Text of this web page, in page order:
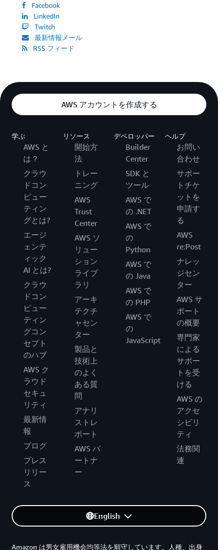
Facebook
LinkedIn
Twitch
最新情報メール
RSS フィード
AWS アカウントを作成する
学ぶ
AWS と
は？
クラウ
ドコン
ピュー
ティン
グとは?
エージ
ェンテ
ィック
AI とは?
クラウ
ドコン
ピュー
ティン
グコン
セプト
のハブ
AWS ク
ラウド
セキュ
リティ
最新情
報
ブログ
プレス
リリー
ス
リソース
開始方
法
トレー
ニング
AWS
Trust
Center
AWS ソ
リュー
ション
ライブ
ラリ
アーキ
テクチ
ャセン
ター
製品と
技術上
のよく
ある質
問
アナリ
ストレ
ポート
AWS パ
ートナ
ー
デベロッパー
Builder
Center
SDK と
ツール
AWS で
の .NET
AWS で
の
Python
AWS で
の Java
AWS で
の PHP
AWS で
の
JavaScript
ヘルプ
お問い
合わせ
サポー
トチケ
ットを
申請す
る
AWS
re:Post
ナレッ
ジセン
ター
AWS サ
ポート
の概要
専門家
による
サポー
トを受
ける
AWS の
アクセ
シビリ
ティ
法務関
連
English
Amazon は男女雇用機会均等法を順守しています。人種、出身